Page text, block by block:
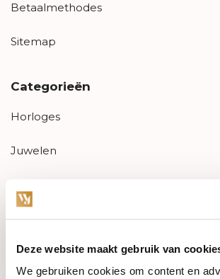
Deze website maakt gebruik van
We gebruiken cookies om content en
Betaalmethodes
Sitemap
Categorieën
Horloges
Juwelen
PRE-OWNED
Luxe Accessoires